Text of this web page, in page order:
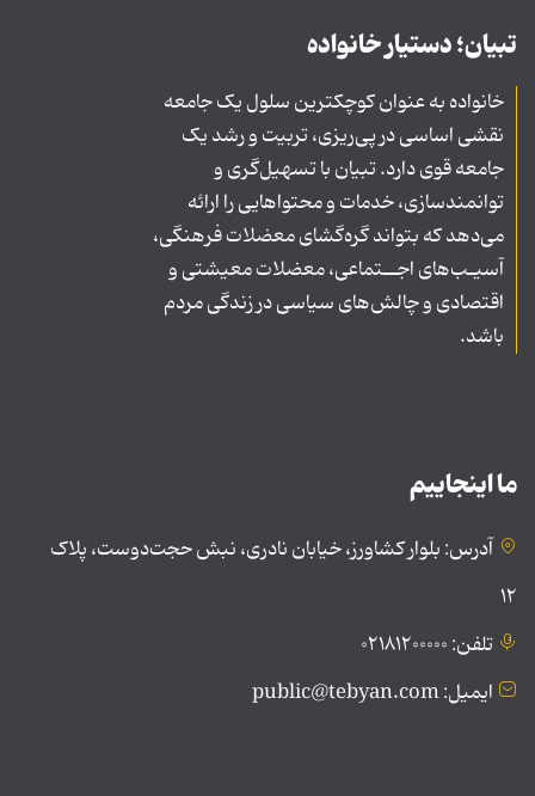
تبیان؛ دستیار خانواده
خانواده به عنوان کوچکترین سلول یک جامعه
نقشی اساسی در پی‌ریزی، تربیت و رشد یک
جامعه قوی دارد. تبیان با تسهیل‌گری و
توانمندسازی، خدمات و محتواهایی را ارائه
می‌دهد که بتواند گره‌گشای معضلات فرهنگی،
آسیـب‌های اجــتماعی، معضلات معیشتی و
اقتصادی و چالش‌های سیاسی در زندگی مردم
باشد.
ما اینجاییم
آدرس: بلوار کشاورز، خیابان نادری، نبش حجت‌دوست، پلاک
۱۲
تلفن: ۰۲۱۸۱۲۰۰۰۰۰
ایمیل: public@tebyan.com